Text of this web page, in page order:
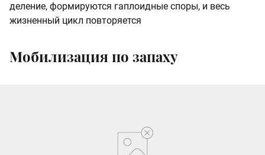
деление, формируются гаплоидные споры, и весь
жизненный цикл повторяется
Мобилизация по запаху